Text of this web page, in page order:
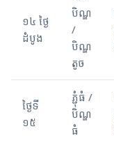
១៤ ថ្ងៃ
ដំបូង
បិណ្ឌ
/
បិណ្ឌ
តូច
ថ្ងៃទី
១៥
ភ្ជុំធំ /
បិណ្ឌ
ធំ